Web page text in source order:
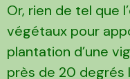
Or, rien de tel que
végétaux pour
plantation d’une
près de 20 degrés